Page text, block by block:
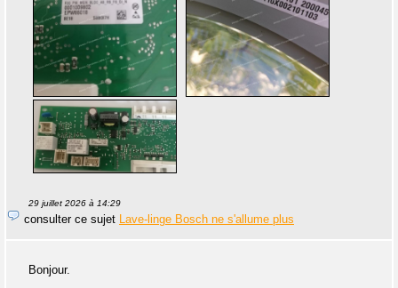
29 juillet 2026 à 14:29
consulter ce sujet Lave-linge Bosch ne s'allume plus
Bonjour.